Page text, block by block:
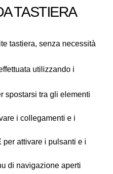
TASTIERA
tastiera, senza necessità
utilizzando i
spostarsi tra gli elementi
i collegamenti e i
per attivare i pulsanti e i
di navigazione aperti